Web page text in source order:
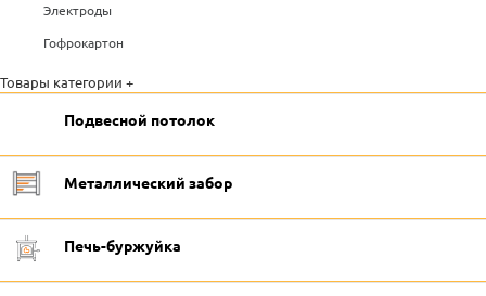
Электроды
Гофрокартон
Товары категории +
Подвесной потолок
Металлический забор
Печь-буржуйка